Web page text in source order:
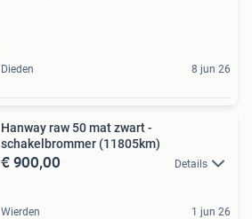
Dieden 8 jun 26
Hanway raw 50 mat zwart -
schakelbrommer (11805km)
€ 900,00 Details
Wierden 1 jun 26